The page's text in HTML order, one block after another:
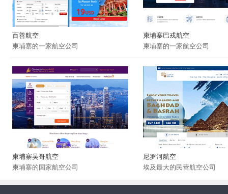
百善航空
柬埔寨的一家航空公司
柬埔寨巴戎航空
柬埔寨的一家航空公司
柬埔寨吴哥航空
柬埔寨的国家航空公司
尼罗河航空
埃及最大的民营航空公司